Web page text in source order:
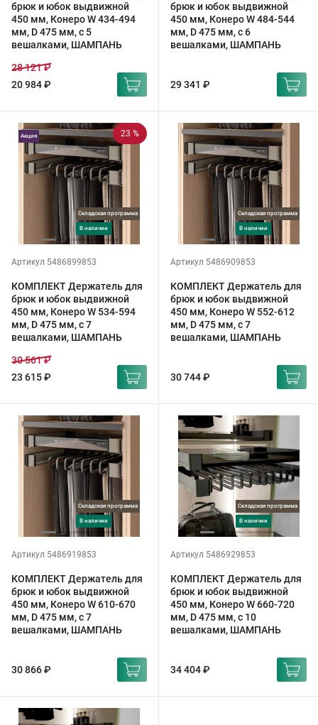
брюк и юбок выдвижной
450 мм, Конеро W 434-494
мм, D 475 мм, с 5
вешалками, ШАМПАНЬ
20 984 ₽
28 121 ₽
брюк и юбок выдвижной
450 мм, Конеро W 484-544
мм, D 475 мм, с 6
вешалками, ШАМПАНЬ
29 341 ₽
23 %
Складская программа
в наличии
Акция
Артикул 5486899853
КОМПЛЕКТ Держатель для
брюк и юбок выдвижной
450 мм, Конеро W 534-594
мм, D 475 мм, с 7
вешалками, ШАМПАНЬ
23 615 ₽
30 561 ₽
Складская программа
в наличии
Артикул 5486909853
КОМПЛЕКТ Держатель для
брюк и юбок выдвижной
450 мм, Конеро W 552-612
мм, D 475 мм, с 7
вешалками, ШАМПАНЬ
30 744 ₽
Складская программа
в наличии
Артикул 5486919853
КОМПЛЕКТ Держатель для
брюк и юбок выдвижной
450 мм, Конеро W 610-670
мм, D 475 мм, с 7
вешалками, ШАМПАНЬ
30 866 ₽
Складская программа
в наличии
Артикул 5486929853
КОМПЛЕКТ Держатель для
брюк и юбок выдвижной
450 мм, Конеро W 660-720
мм, D 475 мм, с 10
вешалками, ШАМПАНЬ
34 404 ₽